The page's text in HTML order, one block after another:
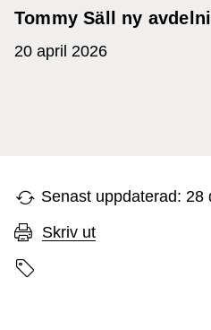
Tommy Säll ny
20 april 2026
Senast uppdaterad: 28
Skriv ut
Sidans etiketter